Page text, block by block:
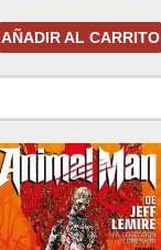
AÑADIR AL CARRITO